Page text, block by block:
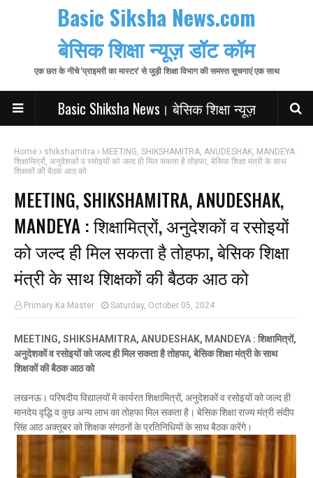
Basic Siksha News.com
बेसिक शिक्षा न्यूज़ डॉट कॉम
एक छत के नीचे 'प्राइमरी का मास्टर' से जुड़ी शिक्षा विभाग की समस्त सूचनाएं एक साथ
Basic Shiksha News। बेसिक शिक्षा न्यूज़
Home shikshamitra
MEETING, SHIKSHAMITRA, ANUDESHAK, MANDEYA :
शिक्षामित्रों, अनुदेशकों व रसोइयों को जल्द ही मिल सकता है तोहफा, बेसिक शिक्षा मंत्री के साथ
शिक्षकों की बैठक आठ को
MEETING, SHIKSHAMITRA, ANUDESHAK,
MANDEYA : शिक्षामित्रों, अनुदेशकों व रसोइयों
को जल्द ही मिल सकता है तोहफा, बेसिक शिक्षा
मंत्री के साथ शिक्षकों की बैठक आठ को
Primary Ka Master Saturday, October 05, 2024
MEETING, SHIKSHAMITRA, ANUDESHAK, MANDEYA : शिक्षामित्रों,
अनुदेशकों व रसोइयों को जल्द ही मिल सकता है तोहफा, बेसिक शिक्षा मंत्री के साथ
शिक्षकों की बैठक आठ को
लखनऊ। परिषदीय विद्यालयों में कार्यरत शिक्षामित्रों, अनुदेशकों व रसोइयों को जल्द ही
मानदेय वृद्धि व कुछ अन्य लाभ का तोहफा मिल सकता है। बेसिक शिक्षा राज्य मंत्री संदीप
सिंह आठ अक्तूबर को शिक्षक संगठनों के प्रतिनिधियों के साथ बैठक करेंगे।